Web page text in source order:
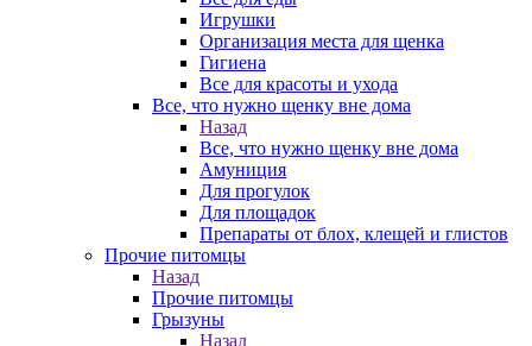
Игрушки
Организация места для щенка
Гигиена
Все для красоты и ухода
Все, что нужно щенку вне дома
Назад
Все, что нужно щенку вне дома
Амуниция
Для прогулок
Для площадок
Препараты от блох, клещей и глистов
Прочие питомцы
Назад
Прочие питомцы
Грызуны
Назад